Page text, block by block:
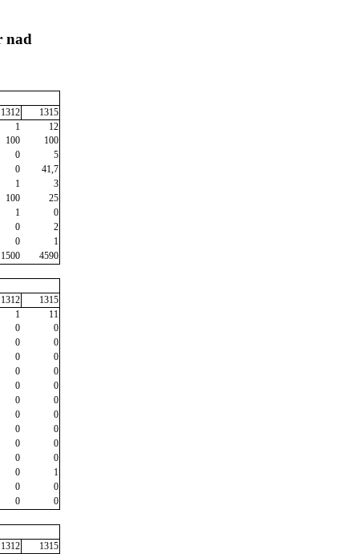
nad
1312
1315
1
12
100
100
0
5
0
41,7
1
3
100
25
1
0
0
2
0
1
1500
4590
1312
1315
1
11
0
0
0
0
0
0
0
0
0
0
0
0
0
0
0
0
0
0
0
0
0
1
0
0
0
0
1312
1315